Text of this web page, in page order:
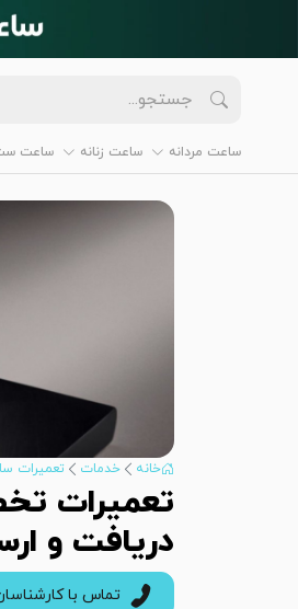
ساعت مردانه ساعت زنانه ساعت
خانه خدمات تعمیرات
تعمیرات
دریافت و
تماس با